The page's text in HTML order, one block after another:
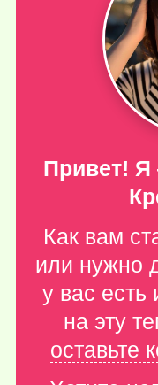
Привет!
Как вам
или нужно
у вас есть
на эту
оставьте